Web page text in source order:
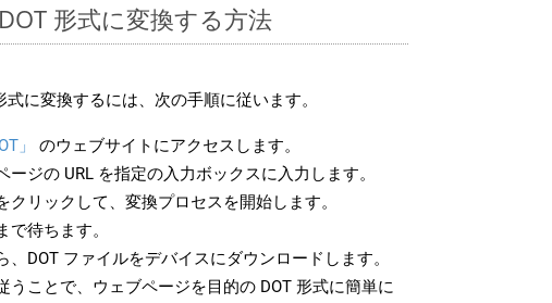
形式に変換する方法
に変換するには、次の手順に従います。
」
のウェブサイトにアクセスします。
ージの URL を指定の入力ボックスに入力します。
クリックして、変換プロセスを開始します。
で待ちます。
、DOT ファイルをデバイスにダウンロードします。
うことで、ウェブページを目的の DOT 形式に簡単に